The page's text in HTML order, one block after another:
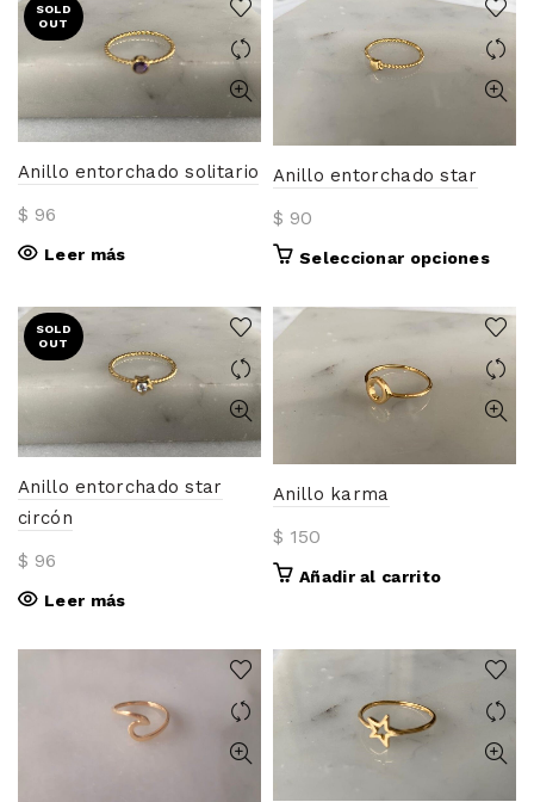
SOLD
OUT
Anillo entorchado solitario
$ 96
Leer más
Anillo entorchado star
$ 90
Seleccionar opcionesEste
tiene
Las
SOLD
OUT
Anillo entorchado star
circón
$ 96
Leer más
Anillo karma
$ 150
Añadir al carrito